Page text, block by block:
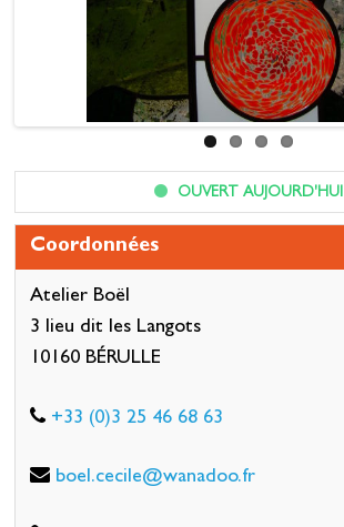
OUVERT AUJOURD'HUI
Coordonnées
Atelier Boël
3 lieu dit les Langots
10160 BÉRULLE
+33 (0)3 25 46 68 63
boel.cecile@wanadoo.fr